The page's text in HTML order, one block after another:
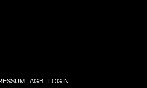
AGB LOGIN